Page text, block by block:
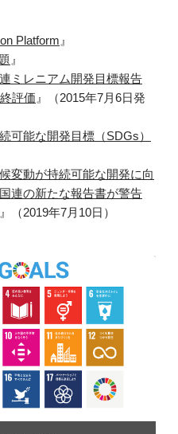
Platform 』
』
ミレニアム開発目標報告
評価 』（2015年7月6日発
可能な開発目標（SDGs）
変動が持続可能な開発に向
連の新たな報告書が警告
』（2019年7月10日）